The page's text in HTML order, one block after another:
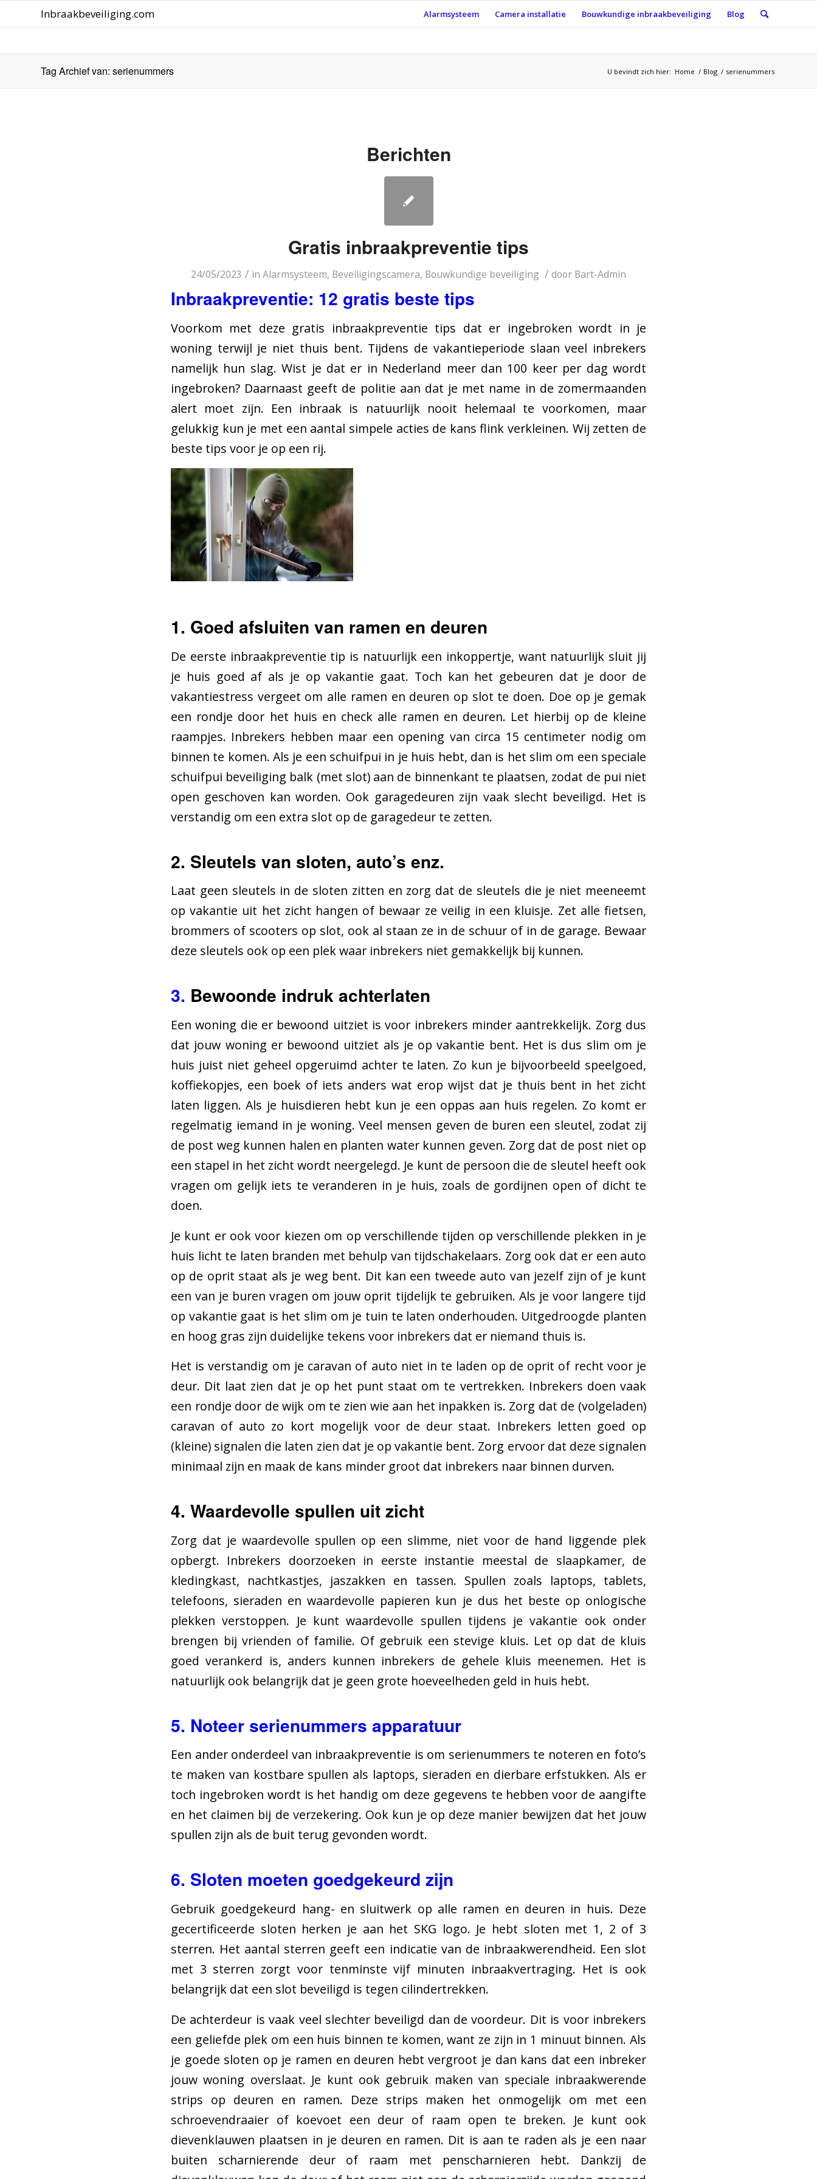
Inbraakbeveiliging.com Alarmsysteem Camera installatie Bouwkundige inbraakbeveiliging Blog
Tag Archief van: serienummers U bevindt zich hier: Home / Blog / serienummers
Berichten
Gratis inbraakpreventie tips
24/05/2023 / in Alarmsysteem, Beveiligingscamera, Bouwkundige beveiliging / door Bart-Admin
Inbraakpreventie: 12 gratis beste tips
Voorkom met deze gratis inbraakpreventie tips dat er ingebroken wordt in je
woning terwijl je niet thuis bent. Tijdens de vakantieperiode slaan veel inbrekers
namelijk hun slag. Wist je dat er in Nederland meer dan 100 keer per dag wordt
ingebroken? Daarnaast geeft de politie aan dat je met name in de zomermaanden
alert moet zijn. Een inbraak is natuurlijk nooit helemaal te voorkomen, maar
gelukkig kun je met een aantal simpele acties de kans flink verkleinen. Wij zetten de
beste tips voor je op een rij.
1. Goed afsluiten van ramen en deuren
De eerste inbraakpreventie tip is natuurlijk een inkoppertje, want natuurlijk sluit jij
je huis goed af als je op vakantie gaat. Toch kan het gebeuren dat je door de
vakantiestress vergeet om alle ramen en deuren op slot te doen. Doe op je gemak
een rondje door het huis en check alle ramen en deuren. Let hierbij op de kleine
raampjes. Inbrekers hebben maar een opening van circa 15 centimeter nodig om
binnen te komen. Als je een schuifpui in je huis hebt, dan is het slim om een speciale
schuifpui beveiliging balk (met slot) aan de binnenkant te plaatsen, zodat de pui niet
open geschoven kan worden. Ook garagedeuren zijn vaak slecht beveiligd. Het is
verstandig om een extra slot op de garagedeur te zetten.
2. Sleutels van sloten, auto’s enz.
Laat geen sleutels in de sloten zitten en zorg dat de sleutels die je niet meeneemt
op vakantie uit het zicht hangen of bewaar ze veilig in een kluisje. Zet alle fietsen,
brommers of scooters op slot, ook al staan ze in de schuur of in de garage. Bewaar
deze sleutels ook op een plek waar inbrekers niet gemakkelijk bij kunnen.
3. Bewoonde indruk achterlaten
Een woning die er bewoond uitziet is voor inbrekers minder aantrekkelijk. Zorg dus
dat jouw woning er bewoond uitziet als je op vakantie bent. Het is dus slim om je
huis juist niet geheel opgeruimd achter te laten. Zo kun je bijvoorbeeld speelgoed,
koffiekopjes, een boek of iets anders wat erop wijst dat je thuis bent in het zicht
laten liggen. Als je huisdieren hebt kun je een oppas aan huis regelen. Zo komt er
regelmatig iemand in je woning. Veel mensen geven de buren een sleutel, zodat zij
de post weg kunnen halen en planten water kunnen geven. Zorg dat de post niet op
een stapel in het zicht wordt neergelegd. Je kunt de persoon die de sleutel heeft ook
vragen om gelijk iets te veranderen in je huis, zoals de gordijnen open of dicht te
doen.
Je kunt er ook voor kiezen om op verschillende tijden op verschillende plekken in je
huis licht te laten branden met behulp van tijdschakelaars. Zorg ook dat er een auto
op de oprit staat als je weg bent. Dit kan een tweede auto van jezelf zijn of je kunt
een van je buren vragen om jouw oprit tijdelijk te gebruiken. Als je voor langere tijd
op vakantie gaat is het slim om je tuin te laten onderhouden. Uitgedroogde planten
en hoog gras zijn duidelijke tekens voor inbrekers dat er niemand thuis is.
Het is verstandig om je caravan of auto niet in te laden op de oprit of recht voor je
deur. Dit laat zien dat je op het punt staat om te vertrekken. Inbrekers doen vaak
een rondje door de wijk om te zien wie aan het inpakken is. Zorg dat de (volgeladen)
caravan of auto zo kort mogelijk voor de deur staat. Inbrekers letten goed op
(kleine) signalen die laten zien dat je op vakantie bent. Zorg ervoor dat deze signalen
minimaal zijn en maak de kans minder groot dat inbrekers naar binnen durven.
4. Waardevolle spullen uit zicht
Zorg dat je waardevolle spullen op een slimme, niet voor de hand liggende plek
opbergt. Inbrekers doorzoeken in eerste instantie meestal de slaapkamer, de
kledingkast, nachtkastjes, jaszakken en tassen. Spullen zoals laptops, tablets,
telefoons, sieraden en waardevolle papieren kun je dus het beste op onlogische
plekken verstoppen. Je kunt waardevolle spullen tijdens je vakantie ook onder
brengen bij vrienden of familie. Of gebruik een stevige kluis. Let op dat de kluis
goed verankerd is, anders kunnen inbrekers de gehele kluis meenemen. Het is
natuurlijk ook belangrijk dat je geen grote hoeveelheden geld in huis hebt.
5. Noteer serienummers apparatuur
Een ander onderdeel van inbraakpreventie is om serienummers te noteren en foto’s
te maken van kostbare spullen als laptops, sieraden en dierbare erfstukken. Als er
toch ingebroken wordt is het handig om deze gegevens te hebben voor de aangifte
en het claimen bij de verzekering. Ook kun je op deze manier bewijzen dat het jouw
spullen zijn als de buit terug gevonden wordt.
6. Sloten moeten goedgekeurd zijn
Gebruik goedgekeurd hang- en sluitwerk op alle ramen en deuren in huis. Deze
gecertificeerde sloten herken je aan het SKG logo. Je hebt sloten met 1, 2 of 3
sterren. Het aantal sterren geeft een indicatie van de inbraakwerendheid. Een slot
met 3 sterren zorgt voor tenminste vijf minuten inbraakvertraging. Het is ook
belangrijk dat een slot beveiligd is tegen cilindertrekken.
De achterdeur is vaak veel slechter beveiligd dan de voordeur. Dit is voor inbrekers
een geliefde plek om een huis binnen te komen, want ze zijn in 1 minuut binnen. Als
je goede sloten op je ramen en deuren hebt vergroot je dan kans dat een inbreker
jouw woning overslaat. Je kunt ook gebruik maken van speciale inbraakwerende
strips op deuren en ramen. Deze strips maken het onmogelijk om met een
schroevendraaier of koevoet een deur of raam open te breken. Je kunt ook
dievenklauwen plaatsen in je deuren en ramen. Dit is aan te raden als je een naar
buiten scharnierende deur of raam met penscharnieren hebt. Dankzij de